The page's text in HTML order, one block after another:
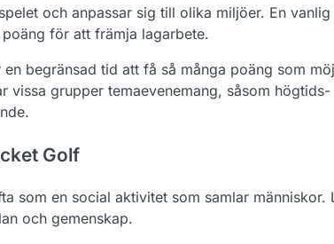
och anpassar sig till olika miljöer. En vanlig
för att främja lagarbete.
en begränsad tid att få så många poäng som
vissa grupper temaevenemang, såsom
Golf
som en social aktivitet som samlar människor.
och gemenskap.